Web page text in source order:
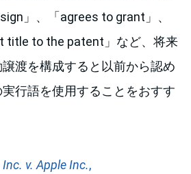
」、「agrees to grant」、
title to the patent」など、将来
渡を構成すると以前から認め
行語を使用することをおすす
v. Apple Inc.,